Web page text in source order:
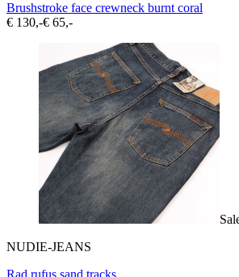
Brushstroke face crewneck burnt coral
€ 130,-€ 65,-
NUDIE-JEANS